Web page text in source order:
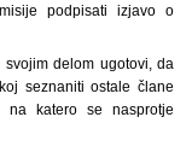
podpisati izjavo o
delom ugotovi, da
seznaniti ostale člane
na katero se nasprotje